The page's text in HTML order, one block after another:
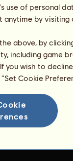
use of personal
anytime by
above, by
including game
you wish to
Cookie